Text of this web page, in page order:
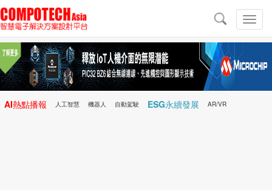
切
換
導
導
航
AI熱點播報 人工智慧 機器人 自動駕駛 ESG永續發展 AR/VR